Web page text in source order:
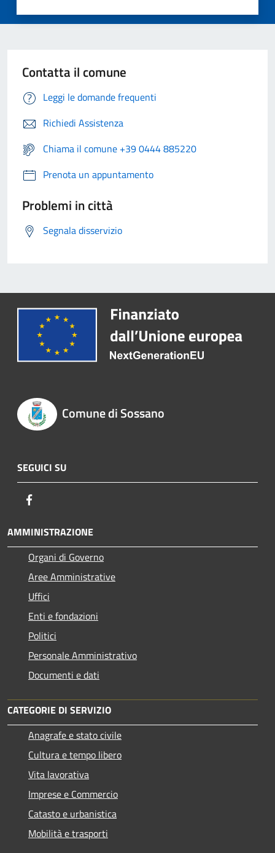
Contatta il comune
Leggi le domande frequenti
Richiedi Assistenza
Chiama il comune +39 0444 885220
Prenota un appuntamento
Problemi in città
Segnala disservizio
Comune di Sossano
SEGUICI SU
AMMINISTRAZIONE
Organi di Governo
Aree Amministrative
Uffici
Enti e fondazioni
Politici
Personale Amministrativo
Documenti e dati
CATEGORIE DI SERVIZIO
Anagrafe e stato civile
Cultura e tempo libero
Vita lavorativa
Imprese e Commercio
Catasto e urbanistica
Mobilità e trasporti